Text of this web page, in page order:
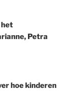
het
Petra
hoe kinderen